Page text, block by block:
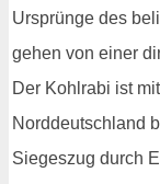
Ursprünge des
gehen von einer
Der Kohlrabi ist
Norddeutschland
Siegeszug durch